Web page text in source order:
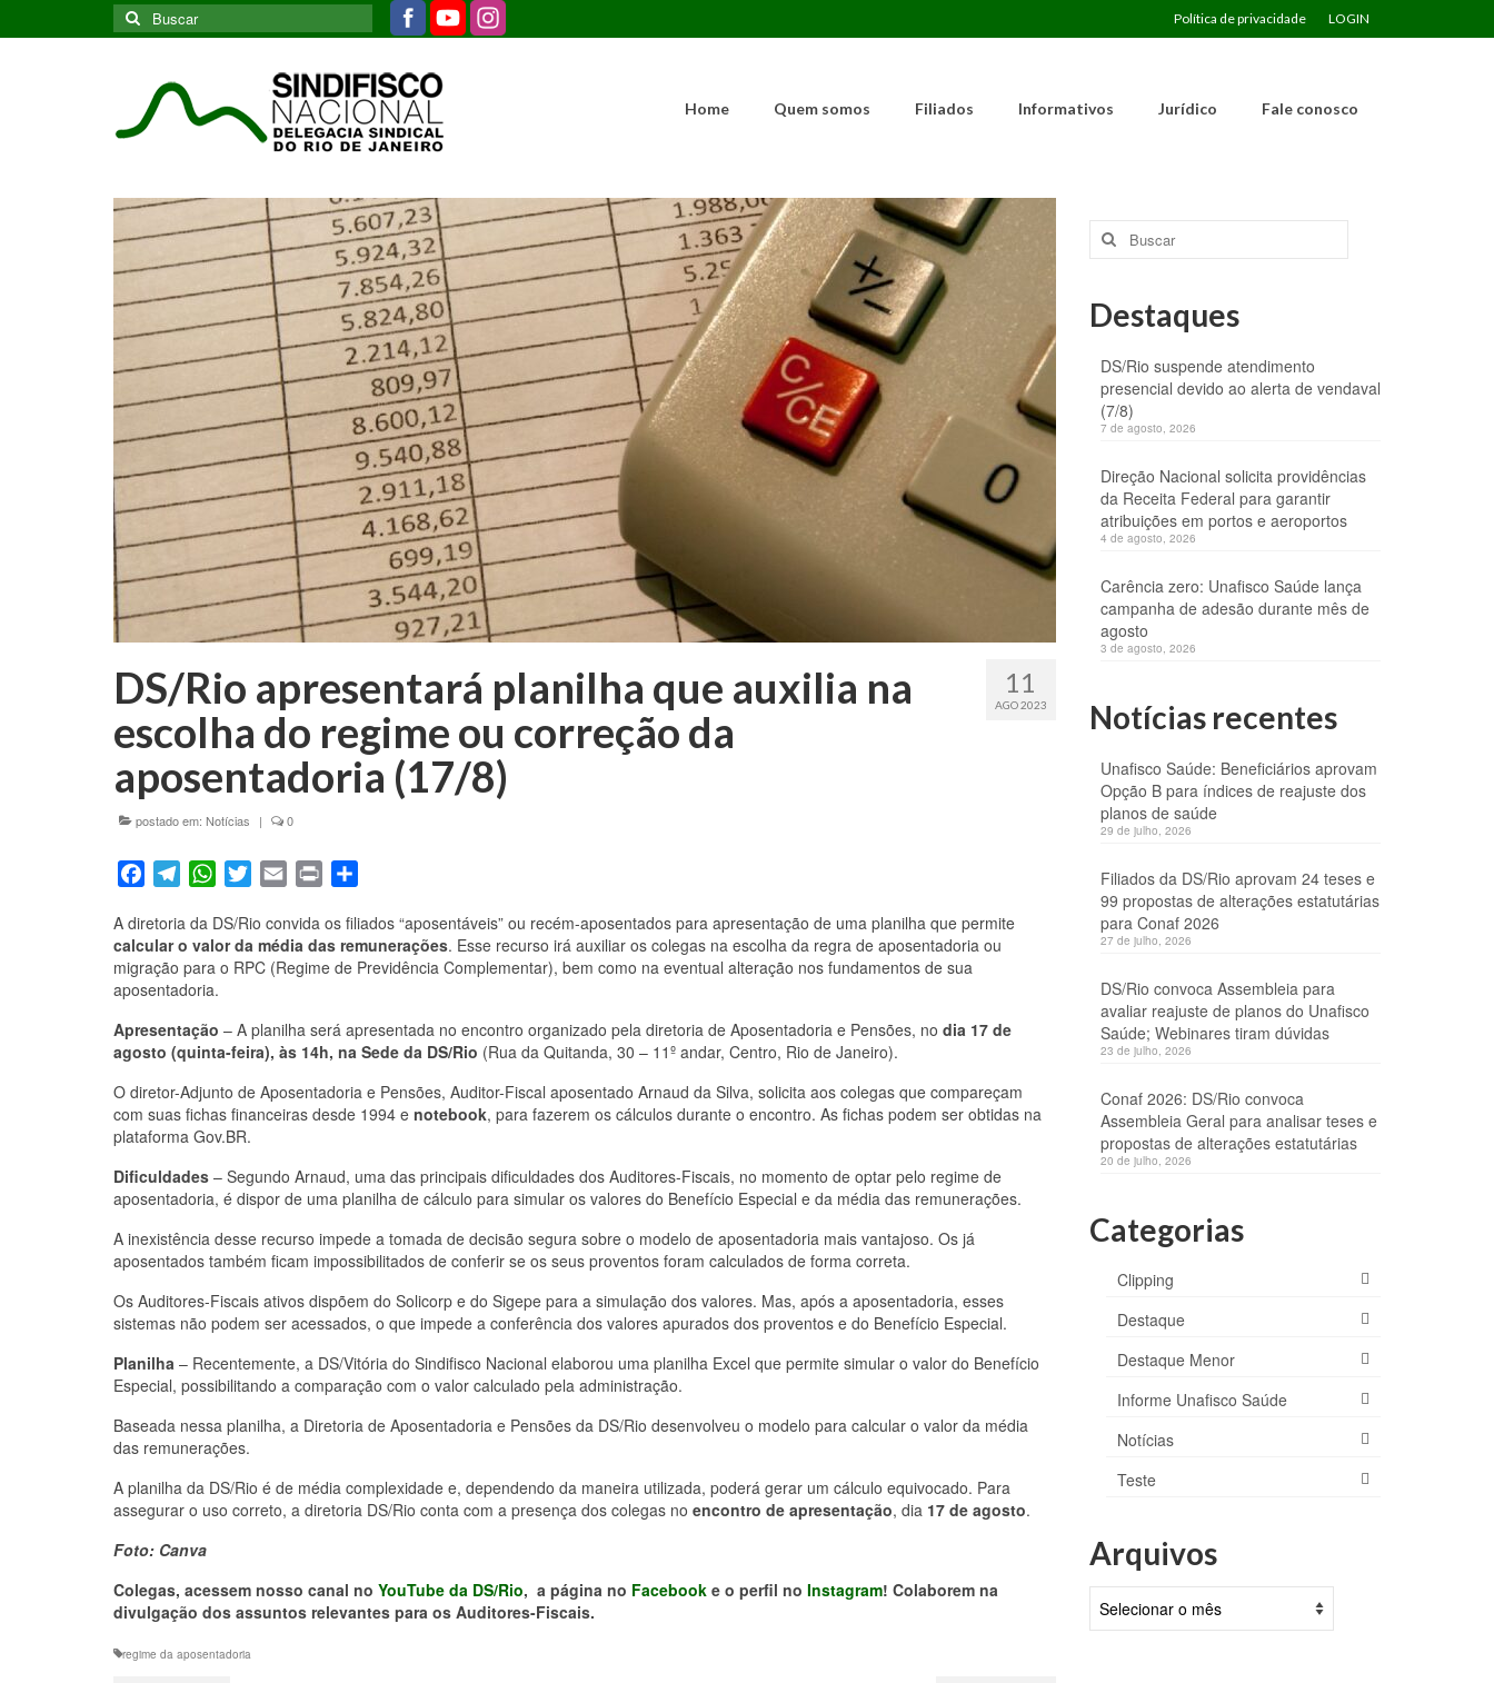
Política de privacidade LOGIN
Buscar
por:
Home Quem somos Filiados Informativos Jurídico Fale conosco
11
AGO 2023
DS/Rio apresentará planilha que auxilia na
escolha do regime ou correção da
aposentadoria (17/8)
postado em: Notícias | 0
FacebookTelegramWhatsAppTwitterEmail Print
A diretoria da DS/Rio convida os filiados “aposentáveis” ou recém-aposentados para apresentação de uma planilha que permite
calcular o valor da média das remunerações. Esse recurso irá auxiliar os colegas na escolha da regra de aposentadoria ou
migração para o RPC (Regime de Previdência Complementar), bem como na eventual alteração nos fundamentos de sua
aposentadoria.
Apresentação – A planilha será apresentada no encontro organizado pela diretoria de Aposentadoria e Pensões, no dia 17 de
agosto (quinta-feira), às 14h, na Sede da DS/Rio (Rua da Quitanda, 30 – 11º andar, Centro, Rio de Janeiro).
O diretor-Adjunto de Aposentadoria e Pensões, Auditor-Fiscal aposentado Arnaud da Silva, solicita aos colegas que compareçam
com suas fichas financeiras desde 1994 e notebook, para fazerem os cálculos durante o encontro. As fichas podem ser obtidas na
plataforma Gov.BR.
Dificuldades – Segundo Arnaud, uma das principais dificuldades dos Auditores-Fiscais, no momento de optar pelo regime de
aposentadoria, é dispor de uma planilha de cálculo para simular os valores do Benefício Especial e da média das remunerações.
A inexistência desse recurso impede a tomada de decisão segura sobre o modelo de aposentadoria mais vantajoso. Os já
aposentados também ficam impossibilitados de conferir se os seus proventos foram calculados de forma correta.
Os Auditores-Fiscais ativos dispõem do Solicorp e do Sigepe para a simulação dos valores. Mas, após a aposentadoria, esses
sistemas não podem ser acessados, o que impede a conferência dos valores apurados dos proventos e do Benefício Especial.
Planilha – Recentemente, a DS/Vitória do Sindifisco Nacional elaborou uma planilha Excel que permite simular o valor do Benefício
Especial, possibilitando a comparação com o valor calculado pela administração.
Baseada nessa planilha, a Diretoria de Aposentadoria e Pensões da DS/Rio desenvolveu o modelo para calcular o valor da média
das remunerações.
A planilha da DS/Rio é de média complexidade e, dependendo da maneira utilizada, poderá gerar um cálculo equivocado. Para
assegurar o uso correto, a diretoria DS/Rio conta com a presença dos colegas no encontro de apresentação, dia 17 de agosto.
Foto: Canva
Colegas, acessem nosso canal no YouTube da DS/Rio, a página no Facebook e o perfil no Instagram! Colaborem na
divulgação dos assuntos relevantes para os Auditores-Fiscais.
regime da aposentadoria
Buscar
por:
Destaques
DS/Rio suspende atendimento
presencial devido ao alerta de vendaval
(7/8)
7 de agosto, 2026
Direção Nacional solicita providências
da Receita Federal para garantir
atribuições em portos e aeroportos
4 de agosto, 2026
Carência zero: Unafisco Saúde lança
campanha de adesão durante mês de
agosto
3 de agosto, 2026
Notícias recentes
Unafisco Saúde: Beneficiários aprovam
Opção B para índices de reajuste dos
planos de saúde
29 de julho, 2026
Filiados da DS/Rio aprovam 24 teses e
99 propostas de alterações estatutárias
para Conaf 2026
27 de julho, 2026
DS/Rio convoca Assembleia para
avaliar reajuste de planos do Unafisco
Saúde; Webinares tiram dúvidas
23 de julho, 2026
Conaf 2026: DS/Rio convoca
Assembleia Geral para analisar teses e
propostas de alterações estatutárias
20 de julho, 2026
Categorias
Clipping
Destaque
Destaque Menor
Informe Unafisco Saúde
Notícias
Teste
Arquivos